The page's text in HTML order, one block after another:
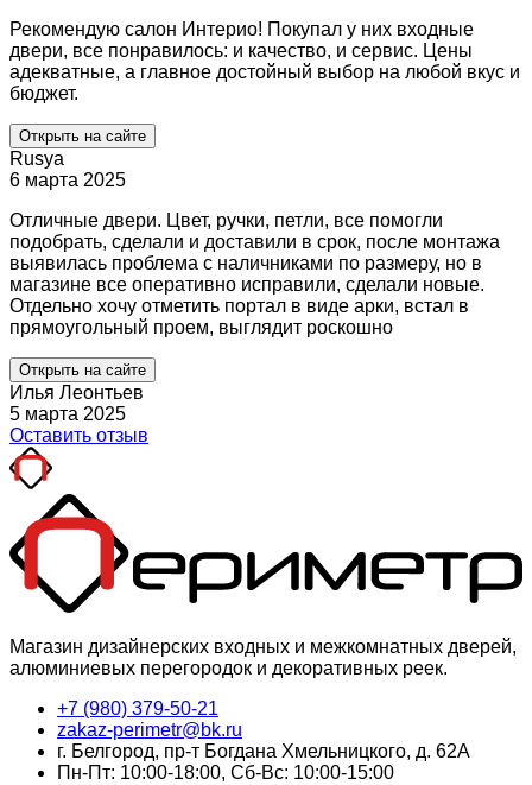
Рекомендую салон Интерио! Покупал у них входные
двери, все понравилось: и качество, и сервис. Цены
адекватные, а главное достойный выбор на любой вкус и
бюджет.
Открыть на сайте
Rusya
6 марта 2025
Отличные двери. Цвет, ручки, петли, все помогли
подобрать, сделали и доставили в срок, после монтажа
выявилась проблема с наличниками по размеру, но в
магазине все оперативно исправили, сделали новые.
Отдельно хочу отметить портал в виде арки, встал в
прямоугольный проем, выглядит роскошно
Открыть на сайте
Илья Леонтьев
5 марта 2025
Оставить отзыв
Магазин дизайнерских входных и межкомнатных дверей,
алюминиевых перегородок и декоративных реек.
+7 (980) 379-50-21
zakaz-perimetr@bk.ru
г. Белгород, пр-т Богдана Хмельницкого, д. 62А
Пн-Пт: 10:00-18:00, Сб-Вс: 10:00-15:00